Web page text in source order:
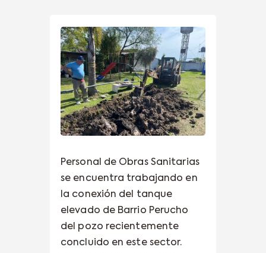
Personal de Obras Sanitarias
se encuentra trabajando en
la conexión del tanque
elevado de Barrio Perucho
del pozo recientemente
concluido en este sector.